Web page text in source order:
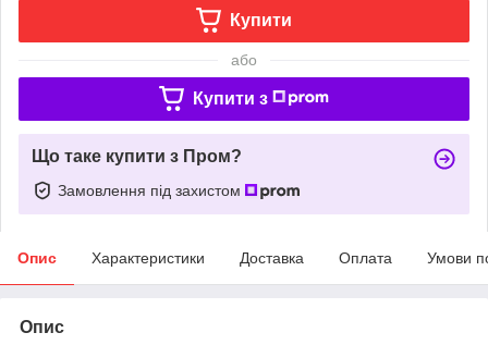
Купити
або
Купити з
Що таке купити з Пром?
Замовлення під захистом
Опис Характеристики Доставка Оплата Умови
Опис